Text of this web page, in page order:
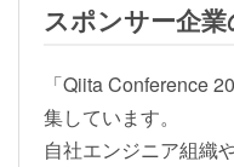
スポンサー企
「Qiita Conference
集しています。
自社エンジニア組織